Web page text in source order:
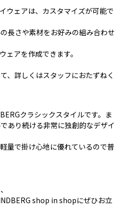
ウェアは、カスタマイズが可能で
長さや素材をお好みの組み合わせ
ェアを作成できます。
、詳しくはスタッフにおたずねく
クラシックスタイルです。ま
あり続ける非常に独創的なデザイ
量で掛け心地に優れているので普
shop in shopにぜひお立